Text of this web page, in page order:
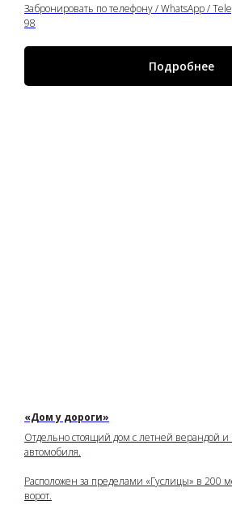
Забронировать по телефону / WhatsApp /
98
Подробнее
«Дом у дороги»
Отдельно стоящий дом с летней верандой и
автомобиля.
Расположен за пределами «Гуслицы» в 200
ворот.